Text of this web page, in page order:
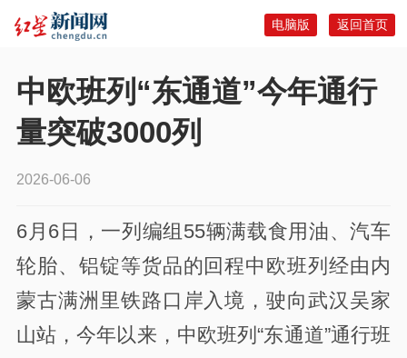
返回首页
电脑版
中欧班列“东通道”今年通行
量突破3000列
2026-06-06
6月6日，一列编组55辆满载食用油、汽车
轮胎、铝锭等货品的回程中欧班列经由内
蒙古满洲里铁路口岸入境，驶向武汉吴家
山站，今年以来，中欧班列“东通道”通行班